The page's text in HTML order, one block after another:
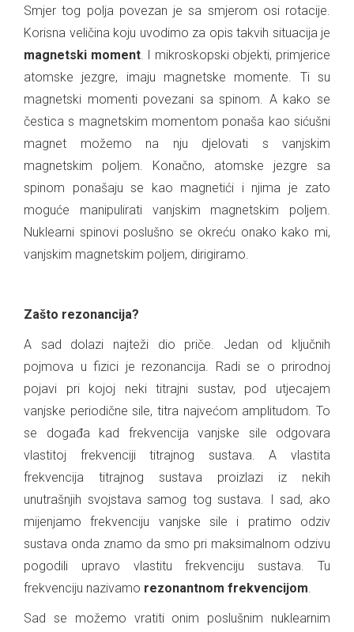
Smjer tog polja povezan je sa smjerom osi rotacije.
Korisna veličina koju uvodimo za opis takvih situacija je
magnetski moment. I mikroskopski objekti, primjerice
atomske jezgre, imaju magnetske momente. Ti su
magnetski momenti povezani sa spinom. A kako se
čestica s magnetskim momentom ponaša kao sićušni
magnet možemo na nju djelovati s vanjskim
magnetskim poljem. Konačno, atomske jezgre sa
spinom ponašaju se kao magnetići i njima je zato
moguće manipulirati vanjskim magnetskim poljem.
Nuklearni spinovi poslušno se okreću onako kako mi,
vanjskim magnetskim poljem, dirigiramo.
Zašto rezonancija?
A sad dolazi najteži dio priče. Jedan od ključnih
pojmova u fizici je rezonancija. Radi se o prirodnoj
pojavi pri kojoj neki titrajni sustav, pod utjecajem
vanjske periodične sile, titra najvećom amplitudom. To
se događa kad frekvencija vanjske sile odgovara
vlastitoj frekvenciji titrajnog sustava. A vlastita
frekvencija titrajnog sustava proizlazi iz nekih
unutrašnjih svojstava samog tog sustava. I sad, ako
mijenjamo frekvenciju vanjske sile i pratimo odziv
sustava onda znamo da smo pri maksimalnom odzivu
pogodili upravo vlastitu frekvenciju sustava. Tu
frekvenciju nazivamo rezonantnom frekvencijom.
Sad se možemo vratiti onim poslušnim nuklearnim